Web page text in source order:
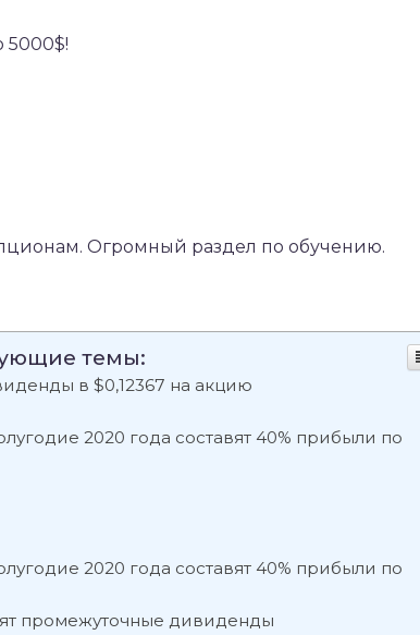
5000$!
Огромный раздел по обучению.
темы:
в $0,12367 на акцию
2020 года составят 40% прибыли по
2020 года составят 40% прибыли по
промежуточные дивиденды